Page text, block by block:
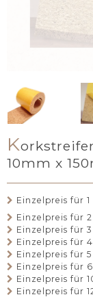
K
10mm x
Einzelpreis für 1
Einzelpreis für 2
Einzelpreis für 3
Einzelpreis für 4
Einzelpreis für 5
Einzelpreis für 6
Einzelpreis für
Einzelpreis für